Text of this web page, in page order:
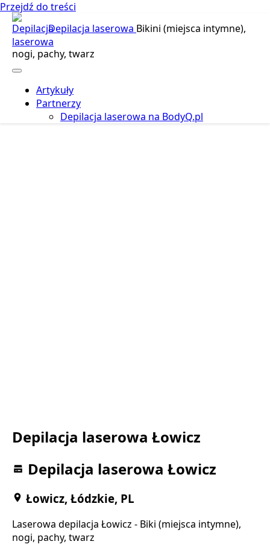
Przejdź do treści
Depilacja laserowa Bikini (miejsca intymne),
nogi, pachy, twarz
Artykuły
Partnerzy
Depilacja laserowa na BodyQ.pl
Depilacja laserowa Łowicz
Depilacja laserowa Łowicz
Łowicz, Łódzkie, PL
Laserowa depilacja Łowicz - Biki (miejsca intymne),
nogi, pachy, twarz